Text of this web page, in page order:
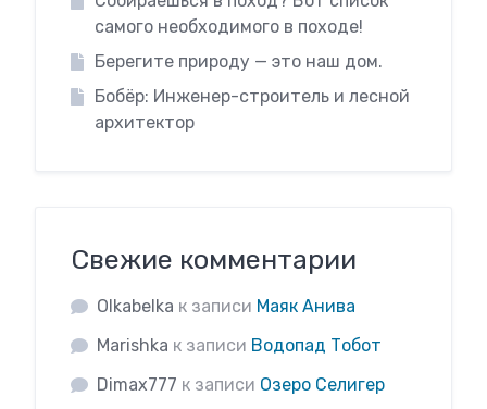
самого необходимого в походе!
Берегите природу — это наш дом.
Бобёр: Инженер-строитель и лесной
архитектор
Свежие комментарии
Olkabelka к записи Маяк Анива
Marishka к записи Водопад Тобот
Dimax777 к записи Озеро Селигер